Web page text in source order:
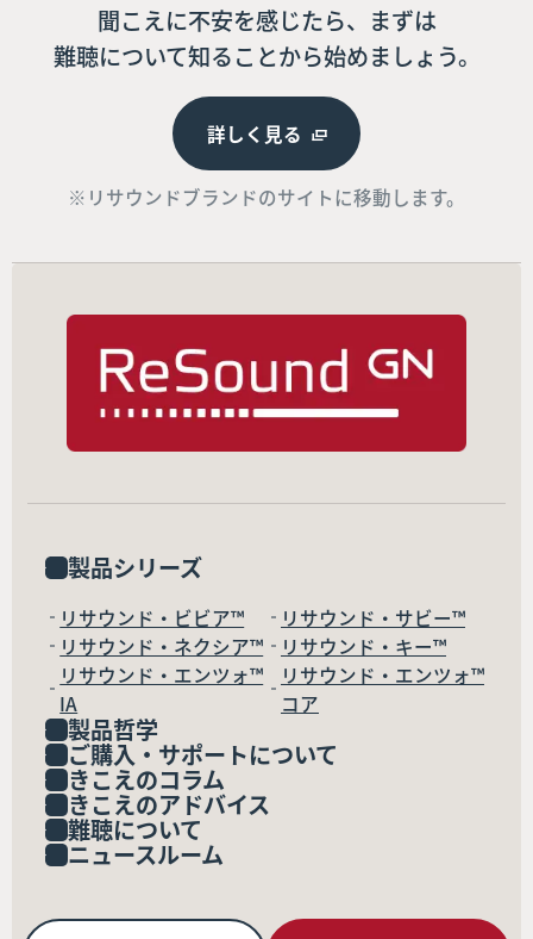
聞こえに不安を感じたら、まずは
難聴について知ることから始めましょう。
詳しく見る
※リサウンドブランドのサイトに移動します。
製品シリーズ
リサウンド・ビビア™
リサウンド・サビー™
リサウンド・ネクシア™
リサウンド・キー™
リサウンド・エンツォ™
IA
リサウンド・エンツォ™
コア
製品哲学
ご購入・サポートについて
きこえのコラム
きこえのアドバイス
難聴について
ニュースルーム